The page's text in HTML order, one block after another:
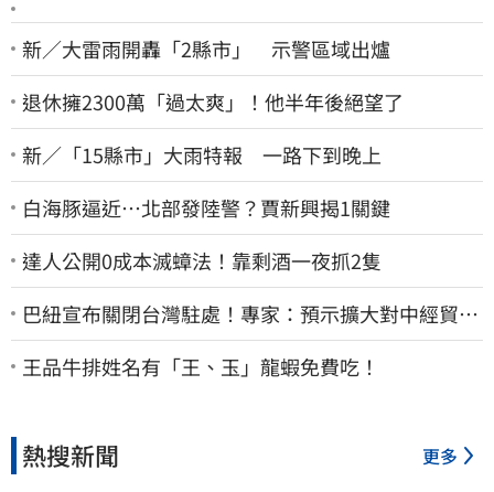
新／大雷雨開轟「2縣市」 示警區域出爐
退休擁2300萬「過太爽」！他半年後絕望了
新／「15縣市」大雨特報 一路下到晚上
白海豚逼近…北部發陸警？賈新興揭1關鍵
達人公開0成本滅蟑法！靠剩酒一夜抓2隻
巴紐宣布關閉台灣駐處！專家：預示擴大對中經貿合
作
王品牛排姓名有「王、玉」龍蝦免費吃！
熱搜新聞 更多